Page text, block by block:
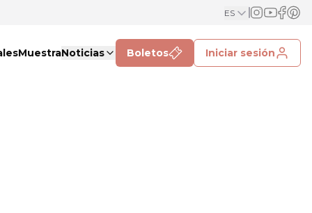
ES
MuestraNoticias Boletos Iniciar sesión